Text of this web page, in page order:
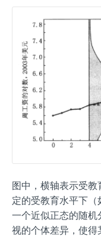
图中，横轴表示受
定的受教育水平下
一个近似正态的随机
视的个体差异，使